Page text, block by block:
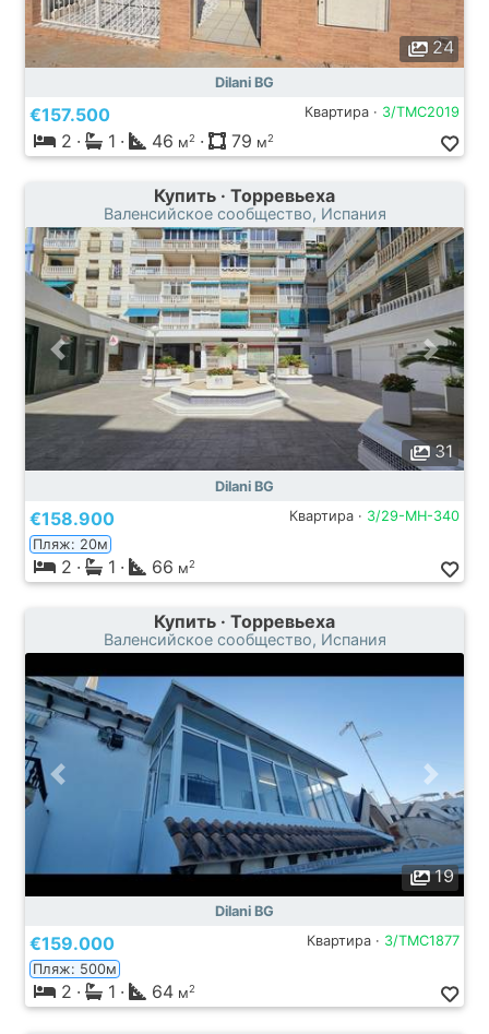
24
Dilani BG
€157.500 Квартира · 3/TMC2019
2 · 1 · 46 м2 · 79 м2
Купить · Торревьеха
Валенсийское сообщество, Испания
31
Dilani BG
€158.900 Квартира · 3/29-MH-340
Пляж: 20м
2 · 1 · 66 м2
Купить · Торревьеха
Валенсийское сообщество, Испания
19
Dilani BG
€159.000 Квартира · 3/TMC1877
Пляж: 500м
2 · 1 · 64 м2